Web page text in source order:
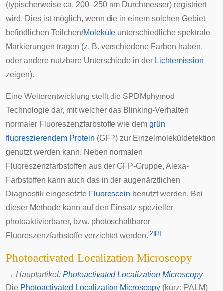
(typischerweise ca. 200–250 nm Durchmesser) registriert
wird. Dies ist möglich, wenn die in einem solchen Gebiet
befindlichen Teilchen/Moleküle unterschiedliche spektrale
Markierungen tragen (z. B. verschiedene Farben haben,
oder andere nutzbare Unterschiede in der Lichtemission
zeigen).
Eine Weiterentwicklung stellt die SPDMphymod-
Technologie dar, mit welcher das Blinking-Verhalten
normaler Fluoreszenzfarbstoffe wie dem grün
fluoreszierendem Protein (GFP) zur Einzelmoleküldetektion
genutzt werden kann. Neben normalen
Fluoreszenzfarbstoffen aus der GFP-Gruppe, Alexa-
Farbstoffen kann auch das in der augenärztlichen
Diagnostik eingesetzte Fluorescein benutzt werden. Bei
dieser Methode kann auf den Einsatz spezieller
photoaktivierbarer, bzw. photoschaltbarer
Fluoreszenzfarbstoffe verzichtet werden. [2] [3]
Photoactivated Localization Microscopy
→ Hauptartikel: Photoactivated Localization Microscopy
Die Photoactivated Localization Microscopy (kurz: PALM)